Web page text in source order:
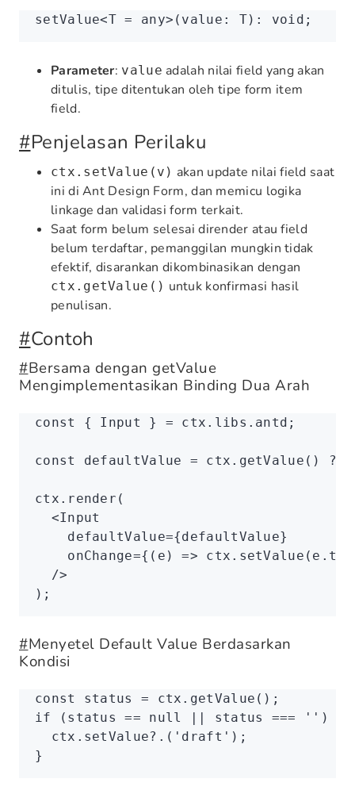
setValue<T = any>(value : T) : void ;
Parameter: value adalah nilai field yang akan
ditulis, tipe ditentukan oleh tipe form item
field.
#Penjelasan Perilaku
ctx.setValue(v) akan update nilai field saat
ini di Ant Design Form, dan memicu logika
linkage dan validasi form terkait.
Saat form belum selesai dirender atau field
belum terdaftar, pemanggilan mungkin tidak
efektif, disarankan dikombinasikan dengan
ctx.getValue() untuk konfirmasi hasil
penulisan.
#Contoh
#Bersama dengan getValue
Mengimplementasikan Binding Dua Arah
const { Input } = ctx . libs .antd;
const defaultValue = ctx .getValue () ??
ctx .render (
  <
Input
    defaultValue
={defaultValue}
    onChange
={(e) => ctx .setValue ( e .
  />
);
#Menyetel Default Value Berdasarkan
Kondisi
const status = ctx .getValue ();
if (status == null || status === '' ) {
  ctx
.setValue?. ( 'draft' );
}